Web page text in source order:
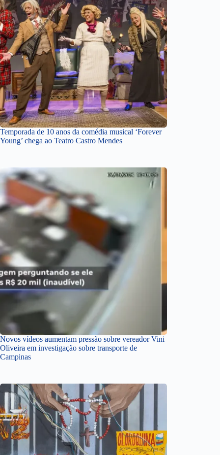
Temporada de 10 anos da comédia musical ‘Forever
Young’ chega ao Teatro Castro Mendes
Novos vídeos aumentam pressão sobre vereador Vini
Oliveira em investigação sobre transporte de
Campinas